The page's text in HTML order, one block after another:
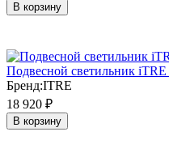
В корзину
Подвесной светильник
Бренд:ITRE
18 920 ₽
В корзину